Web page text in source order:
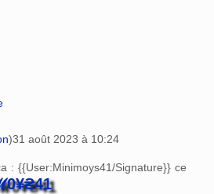
)31 août 2023 à 10:24
: {{User:Minimoys41/Signature}} ce